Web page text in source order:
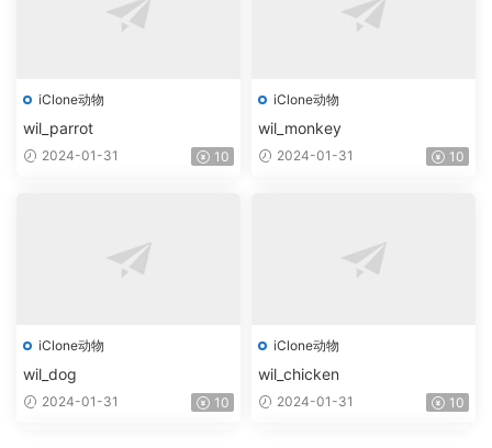
iClone动物
wil_parrot
2024-01-31 10
iClone动物
wil_monkey
2024-01-31 10
iClone动物
wil_dog
2024-01-31 10
iClone动物
wil_chicken
2024-01-31 10